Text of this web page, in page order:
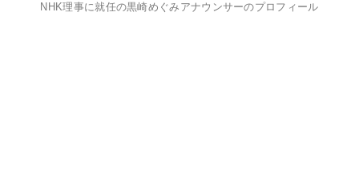
NHK理事に就任の黒崎めぐみアナウンサーのプロフィール